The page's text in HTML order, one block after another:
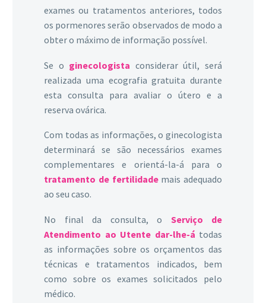
exames ou tratamentos anteriores, todos
os pormenores serão observados de modo a
obter o máximo de informação possível.
Se o ginecologista considerar útil, será
realizada uma ecografia gratuita durante
esta consulta para avaliar o útero e a
reserva ovárica.
Com todas as informações, o ginecologista
determinará se são necessários exames
complementares e orientá-la-á para o
tratamento de fertilidademais adequado
ao seu caso.
No final da consulta, o Serviço de
Atendimento ao Utente dar-lhe-á todas
as informações sobre os orçamentos das
técnicas e tratamentos indicados, bem
como sobre os exames solicitados pelo
médico.